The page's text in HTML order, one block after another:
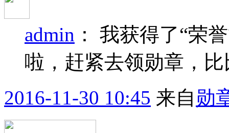
admin ： 我获得了“荣
啦，赶紧去领勋章，
2016-11-30 10:45 来自 勋